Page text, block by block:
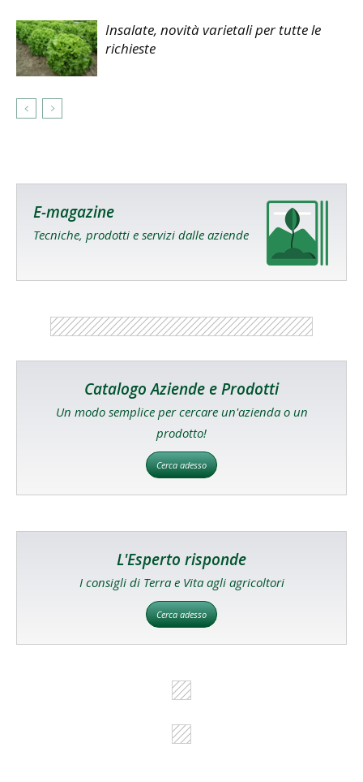
Insalate, novità varietali per tutte le
richieste
E-magazine
Tecniche, prodotti e servizi dalle aziende
Catalogo Aziende e Prodotti
Un modo semplice per cercare un'azienda o un
prodotto!
Cerca adesso
L'Esperto risponde
I consigli di Terra e Vita agli agricoltori
Cerca adesso